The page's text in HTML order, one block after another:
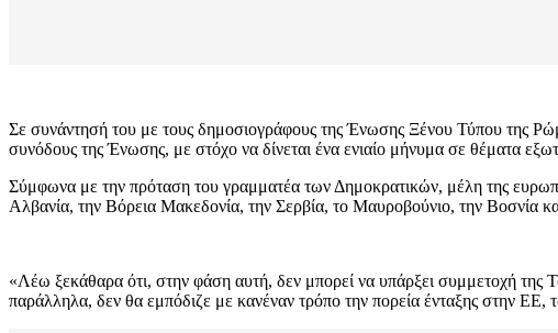
Σε συνάντησή του με τους δημοσιογράφους της Ένωσης Ξένου Τύπου της
συνόδους της Ένωσης, με στόχο να δίνεται ένα ενιαίο μήνυμα σε θέματα
Σύμφωνα με την πρόταση του γραμματέα των Δημοκρατικών, μέλη της
Αλβανία, την Βόρεια Μακεδονία, την Σερβία, το Μαυροβούνιο, την Βοσνία
«Λέω ξεκάθαρα ότι, στην φάση αυτή, δεν μπορεί να υπάρξει συμμετοχή
παράλληλα, δεν θα εμπόδιζε με κανέναν τρόπο την πορεία ένταξης στην ΕΕ,